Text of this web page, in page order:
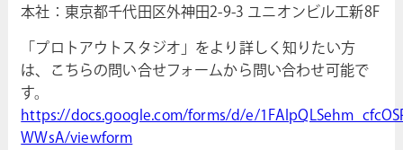
本社：東京都千代田区外神田2-9-3 ユニオンビル工新8F
「プロトアウトスタジオ」をより詳しく知りたい方
は、こちらの問い合せフォームから問い合わせ可能で
す。
https://docs.google.com/forms/d/e/
WWsA/viewform